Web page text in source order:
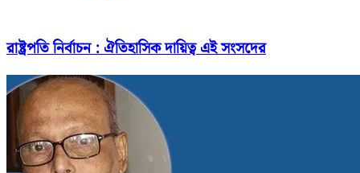
রাষ্ট্রপতি নির্বাচন : ঐতিহাসিক দায়িত্ব এই সংসদের